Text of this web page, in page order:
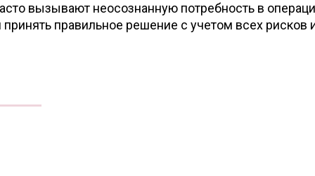
вызывают неосознанную потребность в
правильное решение с учетом всех рисков